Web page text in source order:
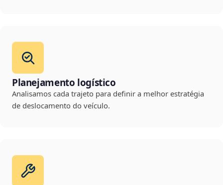
Planejamento logístico
Analisamos cada trajeto para definir a melhor estratégia
de deslocamento do veículo.